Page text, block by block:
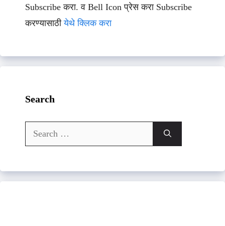
Subscribe करा. व Bell Icon प्रेस करा Subscribe
करण्यासाठीयेथे क्लिक करा
Search
Search
for: